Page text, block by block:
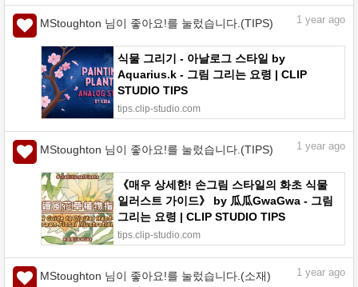
MStoughton 님이 좋아요!를 눌렀습니다.(TIPS) 1 year ago
식물 그리기 - 아날로그 스타일 by
Aquarius.k - 그림 그리는 요령 | CLIP
STUDIO TIPS
tips.clip-studio.com
MStoughton 님이 좋아요!를 눌렀습니다.(TIPS) 1 year ago
《매우 상세한! 손그림 스타일의 화초 식물
일러스트 가이드》 by 瓜瓜GwaGwa - 그림
그리는 요령 | CLIP STUDIO TIPS
tips.clip-studio.com
MStoughton 님이 좋아요!를 눌렀습니다.(소재) 1 year ago